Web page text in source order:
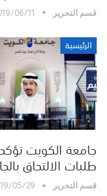
قسم التحرير 06/11
الرئيسية
جامعة الكويت تؤكد
طلبات الالتحاق
قسم التحرير 05/29